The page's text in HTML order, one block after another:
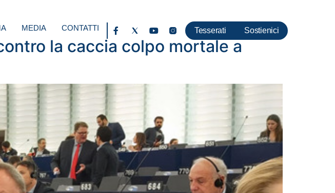
MEDIA CONTATTI Tesserati Sostienici
la caccia colpo mortale a